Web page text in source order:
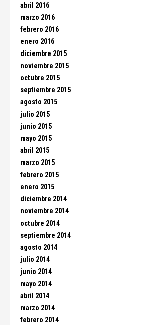
abril 2016
marzo 2016
febrero 2016
enero 2016
diciembre 2015
noviembre 2015
octubre 2015
septiembre 2015
agosto 2015
julio 2015
junio 2015
mayo 2015
abril 2015
marzo 2015
febrero 2015
enero 2015
diciembre 2014
noviembre 2014
octubre 2014
septiembre 2014
agosto 2014
julio 2014
junio 2014
mayo 2014
abril 2014
marzo 2014
febrero 2014